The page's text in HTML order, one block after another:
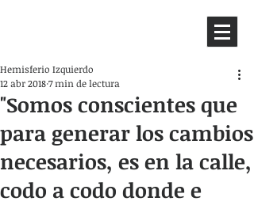
"Somos conscientes que
para generar los cambios
necesarios, es en la calle,
codo a codo donde e
Hemisferio Izquierdo
12 abr 20187 min de lectura